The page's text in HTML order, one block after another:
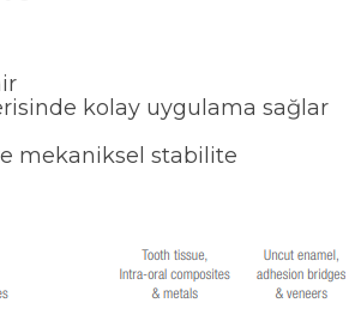
kolay uygulama sağlar
mekaniksel stabilite